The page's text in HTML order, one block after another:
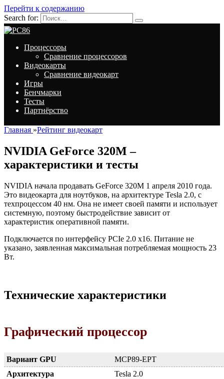
Перейти к содержанию
Search for:
Процессоры
Сравнение процессоров
Видеокарты
Сравнение видеокарт
Игры
Бенчмарки
Тесты
Партнёрство
Главная »Рейтинг видеокарт
NVIDIA GeForce 320M –
характеристики и тесты
NVIDIA начала продавать GeForce 320M 1 апреля 2010 года.
Это видеокарта для ноутбуков, на архитектуре Tesla 2.0, с
техпроцессом 40 нм. Она не имеет своей памяти и использует
системную, поэтому быстродействие зависит от
характеристик оперативной памяти.
Подключается по интерфейсу PCIe 2.0 x16. Питание не
указано, заявленная максимальная потребляемая мощность 23
Вт.
Технические характеристики
Графический процессор
Вариант GPU
MCP89-EPT
Архитектура
Tesla 2.0